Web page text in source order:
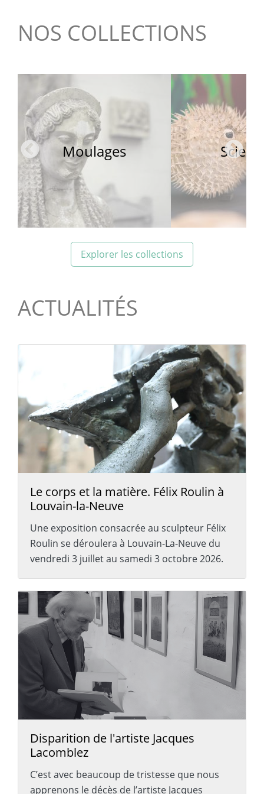
NOS COLLECTIONS
Moulages
Explorer les collections
ACTUALITÉS
Le corps et la matière. Félix Roulin à
Louvain-la-Neuve
Une exposition consacrée au sculpteur Félix
Roulin se déroulera à Louvain-La-Neuve du
vendredi 3 juillet au samedi 3 octobre 2026.
Disparition de l'artiste Jacques
Lacomblez
C’est avec beaucoup de tristesse que nous
apprenons le décès de l’artiste Jacques